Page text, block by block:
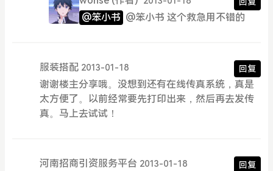
@笨小书 @笨小书 这个救急用不错的
服装搭配 2013-01-18 回复
谢谢楼主分享哦。没想到还有在线传真系统，真是
太方便了。以前经常要先打印出来，然后再去发传
真。马上去试试！
河南招商引资服务平台 2013-01-18 回复